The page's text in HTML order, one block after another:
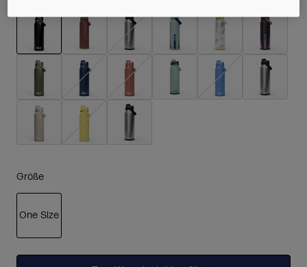
ausgewählt
Größe
One Size